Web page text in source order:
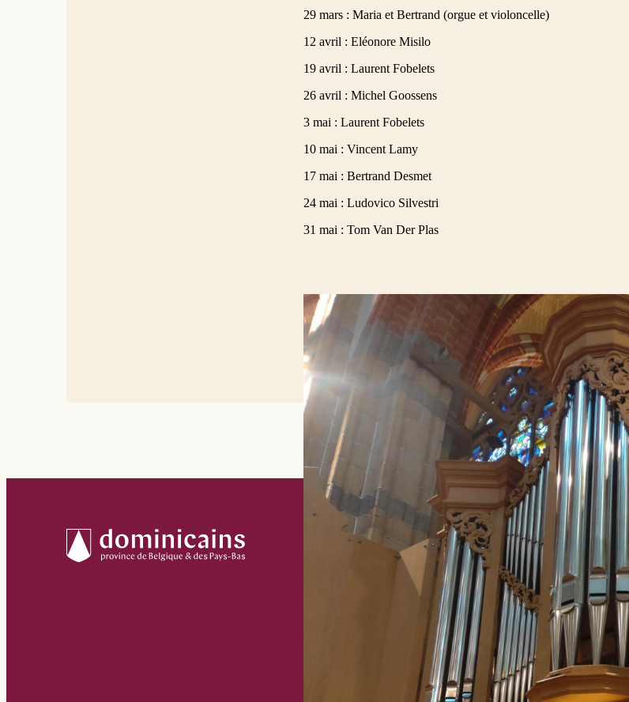
29 mars : Maria et Bertrand (orgue et violoncelle)
12 avril : Eléonore Misilo
19 avril : Laurent Fobelets
26 avril : Michel Goossens
3 mai : Laurent Fobelets
10 mai : Vincent Lamy
17 mai : Bertrand Desmet
24 mai : Ludovico Silvestri
31 mai : Tom Van Der Plas
L'église des Dominicains de Bruxelles possède un patrimoine organistique remarquable :
Grand orgue Adrien & Salomon Van Bever (1910) - romantique
Orgue de la Manufacture d’orgues Thomas (2006) - baroque (ci-dessus)
Liens directs
Collections
Commentaires bibliques
Pastorale Logos
Sanctus Dominicus
Week-ends fiancés